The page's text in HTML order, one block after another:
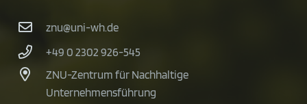
znu@uni-wh.de
+49 0 2302 926-545
ZNU-Zentrum für Nachhaltige
Unternehmensführung